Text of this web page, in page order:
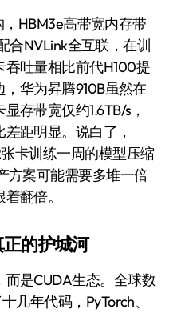
HBM3e高带宽内存带
合NVLink全互联，在训
吐量相比前代H100提
，华为昇腾910B虽然在
存带宽仅约1.6TB/s，
距明显。说白了，
卡训练一周的模型压缩
方案可能需要多堆一倍
翻倍。
的护城河
是CUDA生态。全球数
几年代码，PyTorch、